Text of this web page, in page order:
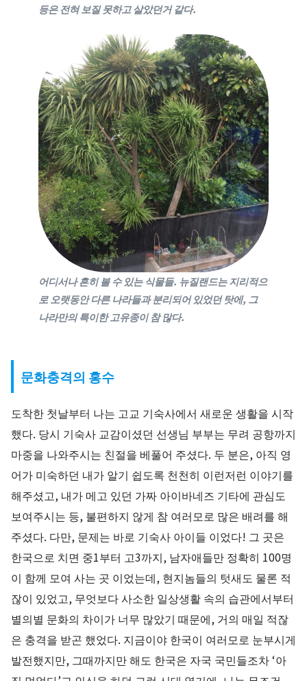
등은 전혀 보질 못하고 살았던거 같다.
어디서나흔히 볼 수 있는 식물들. 뉴질랜드는 지리적으
로 오랫동안 다른 나라들과 분리되어 있었던 탓에, 그
나라만의 특이한 고유종이 참 많다.
문화충격의 홍수
도착한 첫날부터 나는 고교 기숙사에서 새로운 생활을 시작
했다. 당시 기숙사 교감이셨던 선생님 부부는 무려 공항까지
마중을 나와주시는 친절을 베풀어 주셨다. 두 분은, 아직 영
어가 미숙하던 내가 알기 쉽도록 천천히 이런저런 이야기를
해주셨고, 내가 메고 있던 가짜 아이바네즈 기타에 관심도
보여주시는 등, 불편하지 않게 참 여러모로 많은 배려를 해
주셨다. 다만, 문제는 바로 기숙사 아이들 이었다! 그 곳은
한국으로 치면 중1부터 고3까지, 남자애들만 정확히 100명
이 함께 모여 사는 곳 이었는데, 현지놈들의 텃새도 물론 적
잖이 있었고, 무엇보다 사소한 일상생활 속의 습관에서부터
별의별 문화의 차이가 너무 많았기 때문에, 거의 매일 적잖
은 충격을 받곤 했었다. 지금이야 한국이 여러모로 눈부시게
발전했지만, 그때까지만 해도 한국은 자국 국민들조차 ‘아